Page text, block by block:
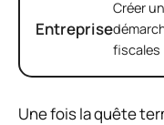
Entreprise
Créer
fiscales
Une fois la quête